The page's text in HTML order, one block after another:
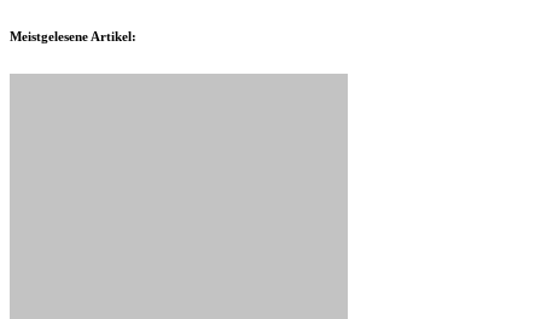
Meistgelesene Artikel: